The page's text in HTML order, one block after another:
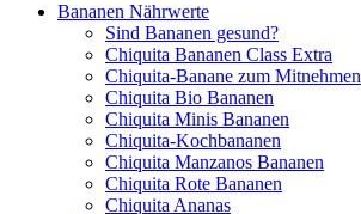
Bananen Nährwerte
Sind Bananen gesund?
Chiquita Bananen Class Extra
Chiquita-Banane zum Mitnehmen
Chiquita Bio Bananen
Chiquita Minis Bananen
Chiquita-Kochbananen
Chiquita Manzanos Bananen
Chiquita Rote Bananen
Chiquita Ananas